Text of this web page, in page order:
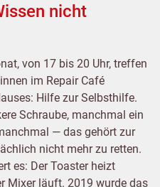
nicht
von 17 bis 20 Uhr, treffen
im Repair Café
Hilfe zur Selbsthilfe.
Schraube, manchmal ein
— das gehört zur
nicht mehr zu retten.
es: Der Toaster heizt
Mixer läuft. 2019 wurde das